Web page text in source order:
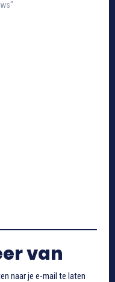
van
naar je e-mail te laten